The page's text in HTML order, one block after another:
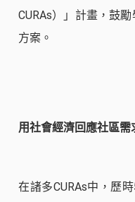
CURAs）」計畫，鼓
方案。
用社會經濟回應社區需
在諸多CURAs中，歷